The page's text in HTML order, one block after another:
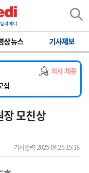
상뉴스 기사제보
의사 채용
상의사 채용
) 계약직 의사 공개채용
집
) 모집
의사 채용
장 모친상
기사입력 2025.04.25 15:18